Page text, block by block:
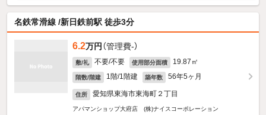
名鉄常滑線 /新日鉄前駅 徒歩3分
6.2万円 （管理費-）
敷/礼 不要/不要 使用部分面積 19.87㎡
階数/階建 1階/1階建 築年数 56年5ヶ月
住所 愛知県東海市東海町２丁目
アパマンショップ大府店 (株)ナイスコーポレーション